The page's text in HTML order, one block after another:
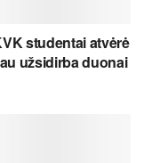
studentai atvėrė
užsidirba duonai